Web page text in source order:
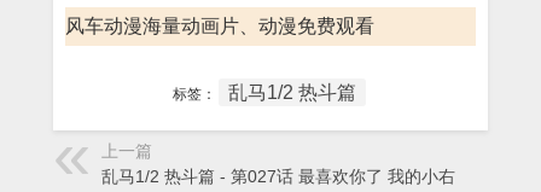
风车动漫海量动画片、动漫免费观看
标签： 乱马1/2 热斗篇
上一篇
乱马1/2 热斗篇 - 第027话 最喜欢你了 我的小右